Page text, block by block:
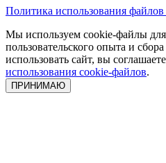
Политика использования
Мы используем cookie-файлы
пользовательского опыта и
использовать сайт, вы
использования cookie-файлов.
ПРИНИМАЮ